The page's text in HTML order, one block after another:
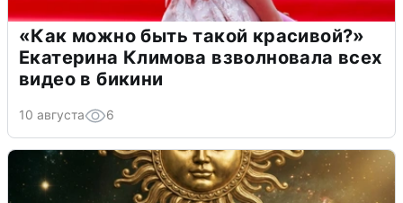
«Как можно быть такой красивой?»
Екатерина Климова взволновала всех
видео в бикини
10 августа 6